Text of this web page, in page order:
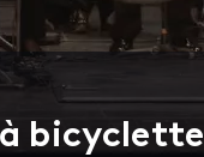
à bicyclette